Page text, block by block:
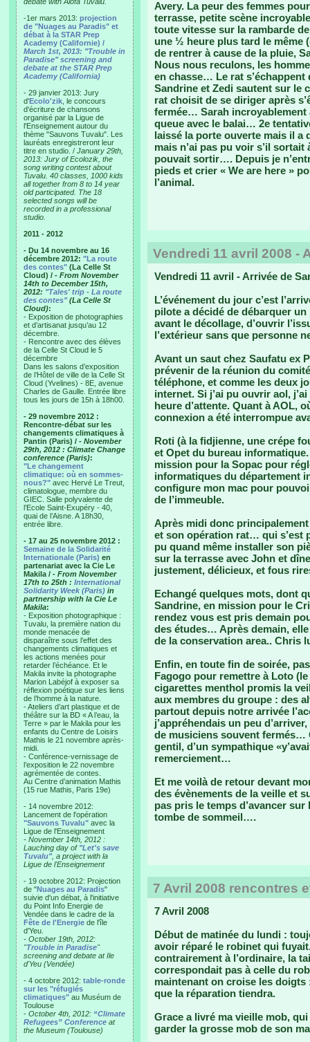
-1er mars 2013: projection
de "Nuages au Paradis" et
débat à la STAR Prep
Academy (Californie) /
March 1st, 2013: "Trouble in
Paradise" screening and
debate at the STAR Prep
Academy (California)
- 29 janvier 2013: Jury
d'Ecolo'zik , le concours
d'écriture de chansons
organisé par la Ligue de
l'Enseignement autour du
thème "Sauvons Tuvalu". Les
lauréats enregistreront leur
titre en studio. / January 29th,
2013: Jury of Ecolozik, the
song writing contest about
Tuvalu. 40 classes, 1000 kids
all together from 8 to 14 year
old participated. The 18
selected songs will be
recorded in a professional
studio.
2011 - 2012
- Du 14 novembre au 16
décembre 2012: "La route
des contes" (La Celle St
Cloud) / - From November
14th to December 15th,
2012: "Tales' trip - La route
des contes"(La Celle St
Cloud):
- Exposition de photographies
et d’artisanat jusqu’au 12
décembre.
- Rencontre avec des élèves
de la Celle St Cloud le 5
décembre
Dans les salons d’exposition
de l’Hôtel de ville de la Celle St
Cloud (Yvelines) - 8E, avenue
Charles de Gaulle. Entrée libre
tous les jours de 15h à 18h00.
- 29 novembre 2012 :
Rencontre-débat sur les
changements climatiques à
Pantin (Paris) / - November
29th, 2012 : Climate Change
conference (Paris):
"Le changement
climatique: où en sommes-
nous?" avec Hervé Le Treut,
climatologue, membre du
GIEC. Salle polyvalente de
l’Ecole Saint-Exupéry - 40,
quai de l’Aisne. A 18h30,
entrée libre.
- 17 au 25 novembre 2012 :
Semaine de la Solidarité
Internationale (Paris) en
partenariat avec la Cie Le
Makila / - From November
17th to 25th : International
Solidarity Week (Paris) in
partnership with la Cie Le
Makila:
- Exposition photographique :
Tuvalu, la première nation du
monde menacée de
disparaître sous l’effet des
changements climatiques et
les actions menées pour
retarder l’échéance. Et le
Makila invite la photographe
Marion Labéjof à exposer sa
réflexion poétique sur les liens
de l’homme à la nature.
- Ateliers d’art plastique et de
théâtre sur la BD « A l’eau, la
Terre » par le Makila pour les
enfants du Centre de Loisirs
Mathis le 21 novembre après-
midi.
- Conférence-vernissage de
l’exposition le 22 novembre
agrémentée de contes.
Au Centre d’animation Mathis
(15 rue Mathis, Paris 19e)
- 14 novembre 2012:
Lancement de l'opération
"Sauvons Tuvalu" avec la
Ligue de l'Enseignement
- November 14th, 2012 :
Lauching day of "Let's save
Tuvalu", a project with la
Ligue de l'Enseignement
- 19 octobre 2012: Projection
de "Nuages au Paradis"
suivie d'un débat, à l'initiative
du Point Info Energie de
Vendée dans le cadre de la
Fête de l'Energie de l'île
d'Yeu.
- October 19th, 2012:
"Trouble in Paradise"
screening and debate at Ile
d'Yeu (Vendée)
- 4 octobre 2012: table-ronde
sur les "réfugiés
climatiques" au Muséum de
Toulouse
- October 4th, 2012: “Climate
Refugees” Conference at
the Museum (Toulouse)
Avery. La peur des femmes
terrasse, petite scène
toute vitesse sur la rambarde
une ½ heure plus tard le même
de rentrer à cause de la pluie,
Nous nous reculons, les
en chasse… Le rat
Sandrine et Zedi sautent sur le
rat choisit de se diriger après
fermée… Sarah
queue avec le balai… 2e
laissé la porte ouverte mais il a
mais n’ai pas pu voir s’il
pouvait sortir…. Depuis je
pieds et crier « We are here »
l’animal.
Vendredi 11 avril 2008 -
Vendredi 11 avril - Arrivée de
L’événement du jour c’est
pilote a décidé de débarquer
avant le décollage, d’ouvrir
l’extérieur sans que personne
Avant un saut chez Saufatu ex
prévenir de la réunion du
téléphone, et comme les deux
internet. Si j’ai pu ouvrir aol,
heure d’attente. Quant à AOL,
connexion a été interrompue
Roti (à la fidjienne, une crépe
et Opet du bureau
mission pour la Sopac pour
informatiques du département
configure mon mac pour
de l’immeuble.
Après midi donc
et son opération rat… qui s’est
pu quand même installer son
sur la terrasse avec John et
justement, délicieux, et fous
Echangé quelques mots, dont
Sandrine, en mission pour le
rendez vous est pris demain
des études… Après demain,
de la conservation area.. Chris
Enfin, en toute fin de soirée,
Fagogo pour remettre à Loto
cigarettes menthol promis la
aux membres du groupe : des
partout depuis notre arrivée
j’appréhendais un peu
de musiciens souvent fermés…
gentil, d’un sympathique
remerciement…
Et me voilà de retour devant
des évènements de la veille et
pas pris le temps d’avancer
tombe de sommeil….
7 Avril 2008 rencontres
7 Avril 2008
Début de matinée du lundi :
avoir réparé le robinet qui
contrairement à l’ordinaire, la
correspondait pas à celle du
maintenant on croise les doigts
que la réparation tiendra.
Grace a livré ma vieille mob,
garder la grosse mob de son